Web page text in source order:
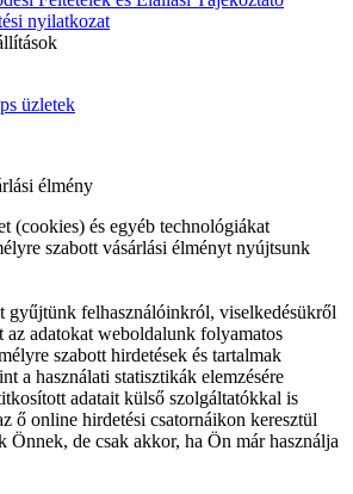
nyilatkozat
üzletek
élmény
(cookies) és egyéb technológiákat
szabott vásárlási élményt nyújtsunk
gyűjtünk felhasználóinkról, viselkedésükről
az adatokat weboldalunk folyamatos
szabott hirdetések és tartalmak
a használati statisztikák elemzésére
adatait külső szolgáltatókkal is
ő online hirdetési csatornáikon keresztül
Önnek, de csak akkor, ha Ön már használja